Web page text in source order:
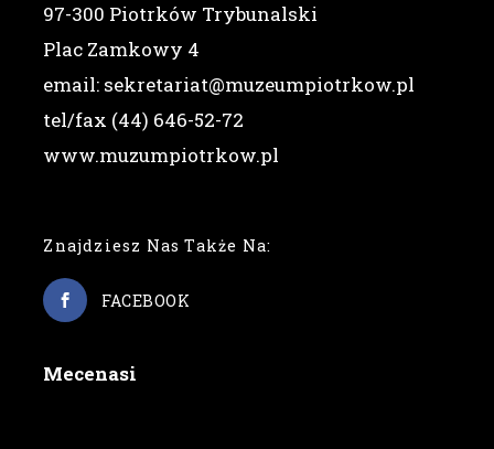
97-300 Piotrków Trybunalski
Plac Zamkowy 4
email: sekretariat@muzeumpiotrkow.pl
tel/fax (44) 646-52-72
www.muzumpiotrkow.pl
Znajdziesz Nas Także Na:
FACEBOOK
Mecenasi